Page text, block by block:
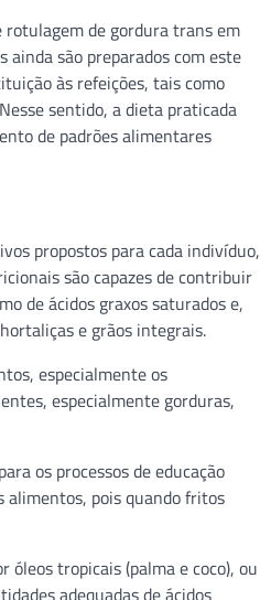
rotulagem de gordura trans em
são preparados com este
às refeições, tais como
sentido, a dieta praticada
de padrões alimentares
propostos para cada indivíduo,
são capazes de contribuir
de ácidos graxos saturados e,
e grãos integrais.
especialmente os
especialmente gorduras,
os processos de educação
alimentos, pois quando fritos
tropicais (palma e coco), ou
adequadas de ácidos